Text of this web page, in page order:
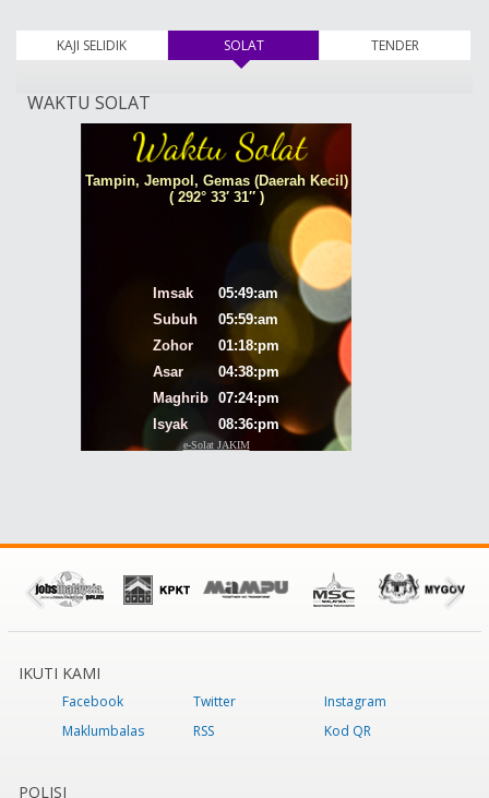
KAJI SELIDIK SOLAT(tab aktif) TENDER
WAKTU SOLAT
IKUTI KAMI
Facebook Twitter
Instagram
Maklumbalas
RSS Kod QR
POLISI